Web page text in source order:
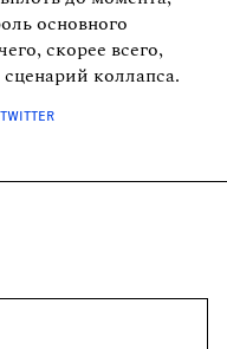
основного
скорее всего,
коллапса.
TWITTER